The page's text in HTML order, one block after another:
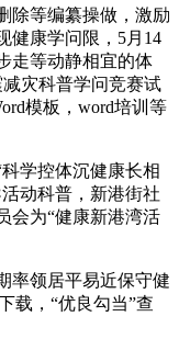
等编纂操做，激励
健康学问限，5月14
走等动静相宜的体
灾科普学问竞赛试
模板，word培训等
学控体沉健康长相
动科普，新港街社
会为“健康新港湾活
领居平易近保守健
载，“优良勾当”查